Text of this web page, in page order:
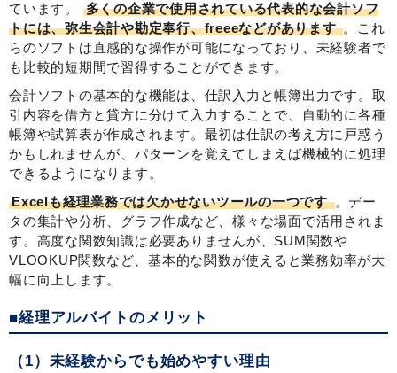
ています。
多くの企業で使用されている代表的な会計ソフ
トには、弥生会計や勘定奉行、freeeなどがあります 。これ
らのソフトは直感的な操作が可能になっており、未経験者で
も比較的短期間で習得することができます。
会計ソフトの基本的な機能は、仕訳入力と帳簿出力です。取
引内容を借方と貸方に分けて入力することで、自動的に各種
帳簿や試算表が作成されます。最初は仕訳の考え方に戸惑う
かもしれませんが、パターンを覚えてしまえば機械的に処理
できるようになります。
Excelも経理業務では欠かせないツールの一つです。デー
タの集計や分析、グラフ作成など、様々な場面で活用されま
す。高度な関数知識は必要ありませんが、SUM関数や
VLOOKUP関数など、基本的な関数が使えると業務効率が大
幅に向上します。
■経理アルバイトのメリット
（1）未経験からでも始めやすい理由